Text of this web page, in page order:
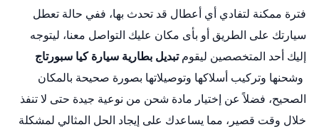
فترة ممكنة لتفادي أي أعطال قد تحدث بها، ففي حالة تعطل
سيارتك على الطريق أو بأى مكان عليك التواصل معنا، ليتوجه
إليك أحد المتخصصين ليقومتبديل بطارية سيارة كيا سبورتاج
وشحنها وتركيب أسلاكها وتوصيلاتها بصورة صحيحة بالمكان
الصحيح، فضلاً عن إختيار مادة شحن من نوعية جيدة حتى لا تنفذ
خلال وقت قصير، مما يساعدك على إيجاد الحل المثالي لمشكلة